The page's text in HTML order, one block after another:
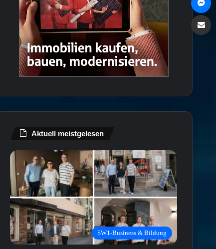
Aktuell meistgelesen
SW1-Business & Bildung